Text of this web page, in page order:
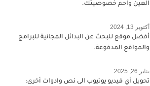
العين واحم خصوصيتك.
أكتوبر 13, 2024
أفضل موقع للبحث عن البدائل المجانية للبرامج
والمواقع المدفوعة.
يناير 26, 2025
تحويل أي فيديو يوتيوب الى نص وادوات أخرى: